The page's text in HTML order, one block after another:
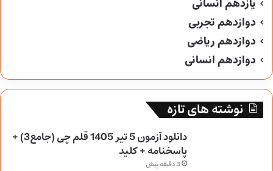
یازدهم انسانی
دوازدهم تجربی
دوازدهم ریاضی
دوازدهم انسانی
نوشته های تازه
دانلود آزمون 5 تیر 1405 قلم چی (جامع3) +
پاسخنامه + کلید
3 دقیقه پیش